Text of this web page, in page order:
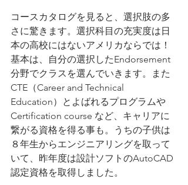
コースカタログを見ると、選択肢の多
さに驚きます。選択科目の充実度は日
本の高校にはないアメリカならでは！
基本は、自分の選択したEndorsement
分野でクラスを選んでいきます。また
CTE（Career and Technical
Education）とよばれるプログラムや
Certification course など、キャリアに
繋がる資格を得る事も。うちの子供は
８年生からエンジニアリングを取って
いて、昨年度は設計ソフトのAutoCAD
認定資格を取得しました。